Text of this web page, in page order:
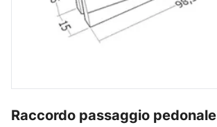
Raccordo passaggio pedonale